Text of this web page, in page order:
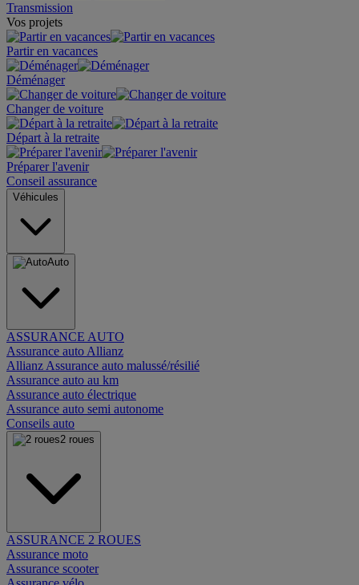
Transmission
Vos projets
Partir en vacances
Déménager
Changer de voiture
Départ à la retraite
Préparer l'avenir
Conseil assurance
Véhicules
Auto
ASSURANCE AUTO
Assurance auto Allianz
Allianz Assurance auto malussé/résilié
Assurance auto au km
Assurance auto électrique
Assurance auto semi autonome
Conseils auto
2 roues
ASSURANCE 2 ROUES
Assurance moto
Assurance scooter